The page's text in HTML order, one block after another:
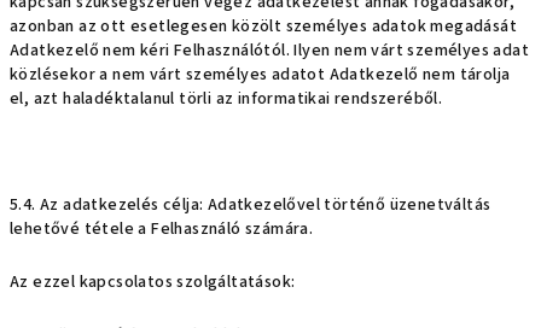
azonban az ott esetlegesen közölt személyes adatok megadását
Adatkezelő nem kéri Felhasználótól. Ilyen nem várt személyes adat
közlésekor a nem várt személyes adatot Adatkezelő nem tárolja
el, azt haladéktalanul törli az informatikai rendszeréből.
5.4. Az adatkezelés célja: Adatkezelővel történő üzenetváltás
lehetővé tétele a Felhasználó számára.
Az ezzel kapcsolatos szolgáltatások: